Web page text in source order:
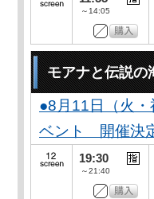
～14:05
モアナと伝説の
●8月11日（火
ベント 開催決
19:30
～21:40